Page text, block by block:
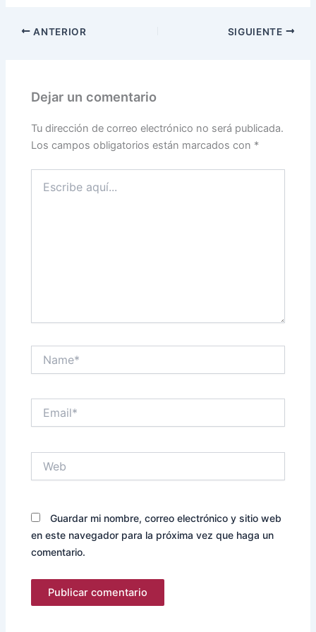
ANTERIOR SIGUIENTE
Dejar un comentario
Tu dirección de correo electrónico no será publicada.
Los campos obligatorios están marcados con *
aquí...
Guardar mi nombre, correo electrónico y sitio web
en este navegador para la próxima vez que haga un
comentario.